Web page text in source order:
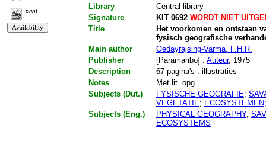
print
Library
Central library
Signature
KIT 0692WORDT NIET
Title
Het voorkomen en ontstaan
fysisch geografische
Main author
Oedayrajsing-Varma, F.H.R.
Publisher
[Paramaribo] : Auteur, 1975
Description
67 pagina's : illustraties
Notes
Met lit. opg.
Subjects (Dut.)
FYSISCHE GEOGRAFIE;
VEGETATIE; ECOSYSTEMEN
Subjects (Eng.)
PHYSICAL GEOGRAPHY;
ECOSYSTEMS